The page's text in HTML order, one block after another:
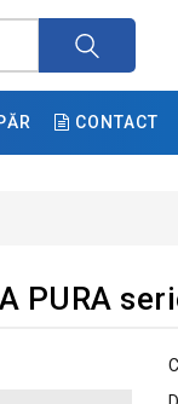
CONTACT
PURA